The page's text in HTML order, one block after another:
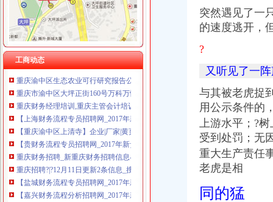
工商动态
【重庆渝中区上清寺】企业|厂家|黄页|名录_第7页_顺企网
重庆招聘?|?12月11日更新2条信息_搜狐旅游_搜狐网
财务主管招聘_安徽新长江投资集团财务主管招聘-一览·铝业
原告重庆国胜科贸有限公司与被告重庆中川建设有限公司渝中区分公司
重庆渝中区生态农业可行研究报告公司_重庆企划网
重庆市渝中区大坪正街160号万科万悦汇1栋23楼【今日推荐网-重庆生
重庆财务经理培训,重庆主管会计培训,重庆哪有会计做账流程和
【上海财务流程专员招聘网_2017年新上海财务流程专员招聘信息】-
【重庆渝中区上清寺】企业|厂家|黄页|名录_第7页_顺企网
【贵财务流程专员招聘网_2017年新贵财务流程专员招聘信息】-
重庆财务招聘_新重庆财务招聘信息-佳东方
重庆招聘?|?12月11日更新2条信息_搜狐旅游_搜狐网
【盐城财务流程专员招聘网_2017年新盐城财务流程专员招聘信息】-
【嘉兴财务流程分析招聘网_2017年新嘉兴财务流程分析招聘信息】-
【合肥财务流程专员招聘网_2017年新合肥财务流程专员招聘信息】-
装饰公司财务工作内容-家居装修互动问答
突然遇见了一
的速度逃开，
?
又听见了一
与其被老虎捉
用公示条件的
上游水平；?
受到处罚；无
重大生产责任
老虎是相
同的猛